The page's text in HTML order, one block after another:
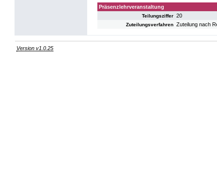
Präsenzlehrveranstaltung
Teilungsziffer 20
Zuteilungsverfahren Zuteilung nach
Version v1.0.25